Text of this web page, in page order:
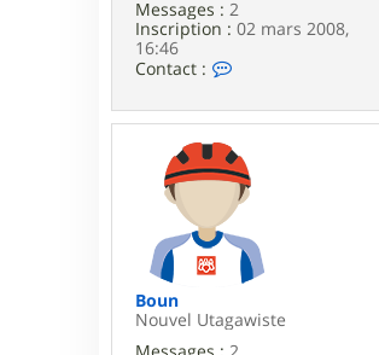
i
z
Messages : 2
Inscription : 02 mars 2008,
16:46
Contact :
t
c
t
e
z
a
k
Boun
Nouvel Utagawiste
Messages : 2